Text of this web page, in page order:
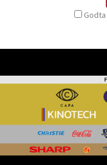
Godta